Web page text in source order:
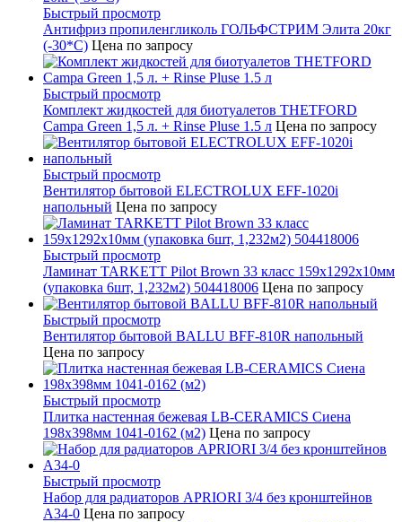
Быстрый просмотр
Антифриз пропиленгликоль ГОЛЬФСТРИМ Элита 20кг
(-30*С) Цена по запросу
Быстрый просмотр
Комплект жидкостей для биотуалетов THETFORD
Campa Green 1,5 л. + Rinse Pluse 1.5 л Цена по запросу
Быстрый просмотр
Вентилятор бытовой ELECTROLUX EFF-1020i
напольный Цена по запросу
Быстрый просмотр
Ламинат TARKETT Pilot Brown 33 класс 159х1292х10мм
(упаковка 6шт, 1,232м2) 504418006 Цена по запросу
Быстрый просмотр
Вентилятор бытовой BALLU BFF-810R напольный
Цена по запросу
Быстрый просмотр
Плитка настенная бежевая LB-CERAMICS Сиена
198x398мм 1041-0162 (м2) Цена по запросу
Быстрый просмотр
Набор для радиаторов APRIORI 3/4 без кронштейнов
A34-0 Цена по запросу